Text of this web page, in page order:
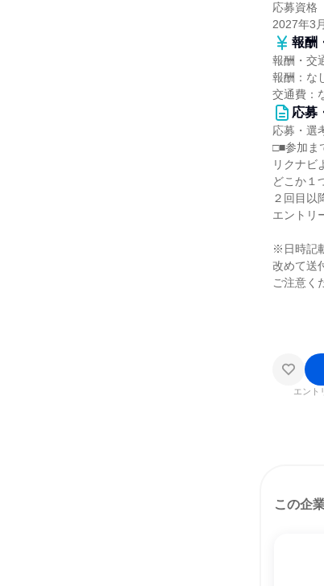
応募資格
2027年3
報酬
報酬・交
報酬：な
交通費：
応募
応募・選
□■参加ま
リクナビ
どこか１
２回目以
エントリ
※日時記
改めて送
ご注意く
エント
この企